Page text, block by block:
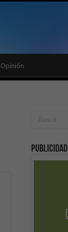
Opinión
Publicidad